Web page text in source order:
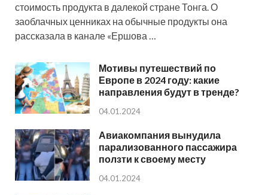
стоимость продукта в далекой стране Тонга. О
заоблачных ценниках на обычные продукты она
рассказала в канале «Ершова …
Мотивы путешествий по
Европе в 2024 году: какие
направления будут в тренде?
04.01.2024
Авиакомпания вынудила
парализованного пассажира
ползти к своему месту
04.01.2024